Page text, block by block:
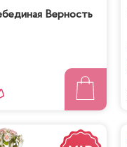
Верность